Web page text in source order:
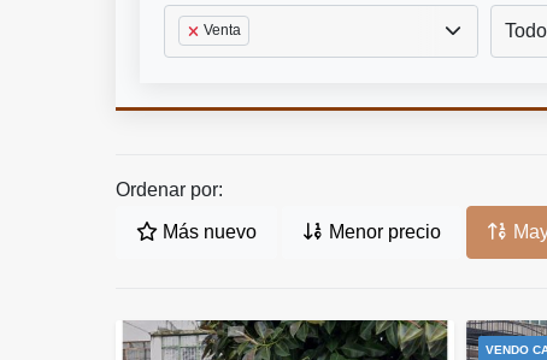
Venta
Ordenar por:
Más nuevo Menor precio
VENDO